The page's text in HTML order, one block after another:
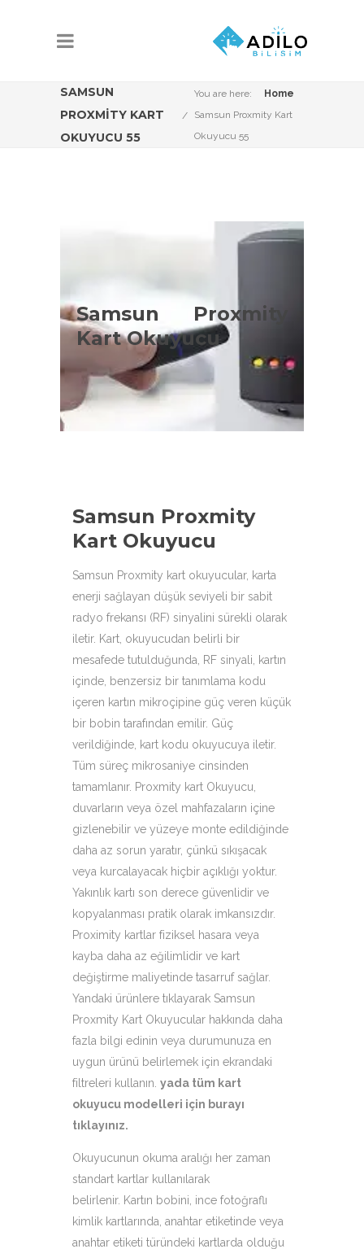
SAMSUN
PROXMITY KART
OKUYUCU 55
You are here:
Home
Samsun Proxmity Kart
Okuyucu 55
Samsun Proxmity
Kart Okuyucu
Çeşitleri
Samsun Proxmity kart okuyucu
konusunda Adilo Bilişim olarak
aşağıdaki ürün çeşitleri ile
hizmetinizdeyiz.
Samsun Proxmity
Kart Okuyucu
Samsun Proxmity kart okuyucular, karta
enerji sağlayan düşük seviyeli bir sabit
radyo frekansı (RF) sinyalini sürekli olarak
iletir. Kart, okuyucudan belirli bir
mesafede tutulduğunda, RF sinyali, kartın
içinde, benzersiz bir tanımlama kodu
içeren kartın mikroçipine güç veren küçük
bir bobin tarafından emilir. Güç
verildiğinde, kart kodu okuyucuya iletir.
Tüm süreç mikrosaniye cinsinden
tamamlanır. Proxmity kart Okuyucu,
duvarların veya özel mahfazaların içine
gizlenebilir ve yüzeye monte edildiğinde
daha az sorun yaratır, çünkü sıkışacak
veya kurcalayacak hiçbir açıklığı yoktur.
Yakınlık kartı son derece güvenlidir ve
kopyalanması pratik olarak imkansızdır.
Proximity kartlar fiziksel hasara veya
kayba daha az eğilimlidir ve kart
değiştirme maliyetinde tasarruf sağlar.
Yandaki ürünlere tıklayarak Samsun
Proxmity Kart Okuyucular hakkında daha
fazla bilgi edinin veya durumunuza en
uygun ürünü belirlemek için ekrandaki
filtreleri kullanın. yada tüm kart
okuyucu modelleri için burayı
tıklayınız.
Okuyucunun okuma aralığı her zaman
standart kartlar kullanılarak
belirlenir. Kartın bobini, ince fotoğraflı
kimlik kartlarında, anahtar etiketinde veya
anahtar etiketi türündeki kartlarda olduğu